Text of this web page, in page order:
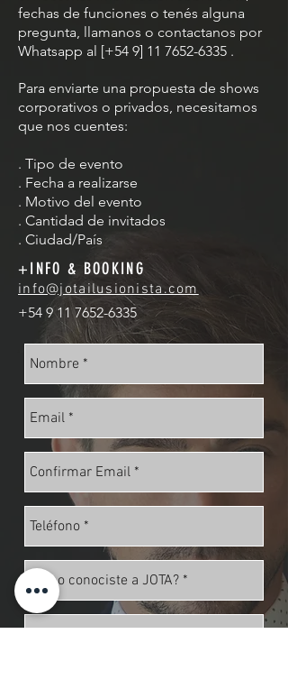
fechas de funciones o tenés alguna
pregunta, llamanos o contactanos por
Whatsapp al [+54 9] 11 7652-6335 .
Para enviarte una propuesta de shows
corporativos o privados, necesitamos
que nos cuentes:
. Tipo de evento
. Fecha a realizarse
. Motivo del evento
. Cantidad de invitados
. Ciudad/País
+INFO & BOOKING
info@jotailusionista.com
+54 9 11 7652-6335